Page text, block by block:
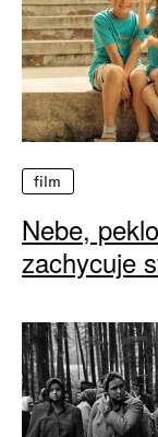
film
Nebe,
zachycuje